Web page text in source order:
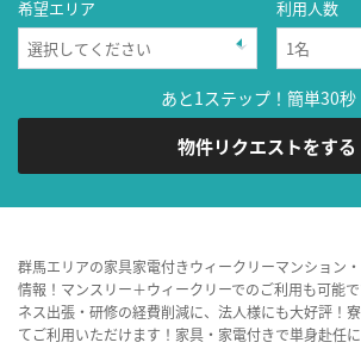
希望エリア
利用人数
あと1ステップ！簡単30秒
物件リクエストをする
群馬エリアの家具家電付きウィークリーマンション
情報！マンスリー＋ウィークリーでのご利用も可能
ネス出張・研修の経費削減に、法人様にも大好評！
てご利用いただけます！家具・家電付きで単身赴任に